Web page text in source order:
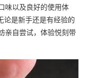
味以及良好的使用体
是新手还是有经验的
亲自尝试，体验悦刻带